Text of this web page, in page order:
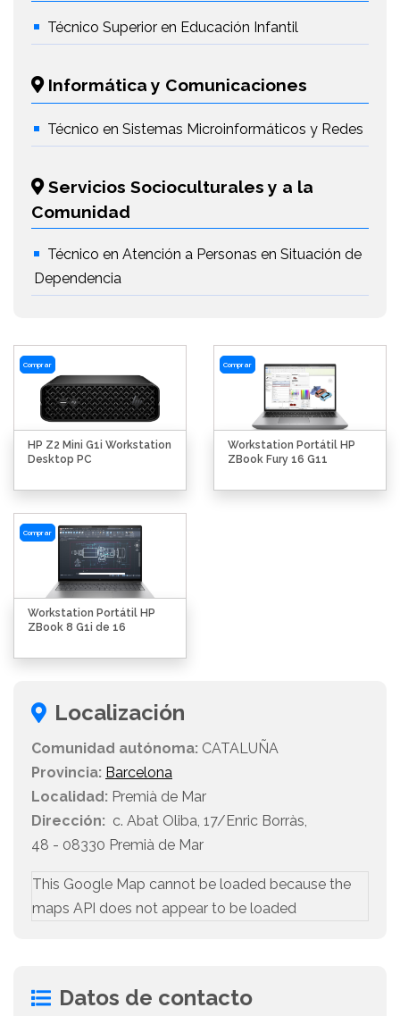
Técnico Superior en Educación Infantil
Informática y Comunicaciones
Técnico en Sistemas Microinformáticos y Redes
Servicios Socioculturales y a la
Comunidad
Técnico en Atención a Personas en Situación de
Dependencia
Comprar
HP Z2 Mini G1i Workstation
Desktop PC
Comprar
Workstation Portátil HP
ZBook Fury 16 G11
Comprar
Workstation Portátil HP
ZBook 8 G1i de 16
Localización
Comunidad autónoma: CATALUÑA
Provincia: Barcelona
Localidad: Premià de Mar
Dirección: c. Abat Oliba, 17/Enric Borràs,
48 - 08330 Premià de Mar
This Google Map cannot be loaded because the
maps API does not appear to be loaded
Datos de contacto